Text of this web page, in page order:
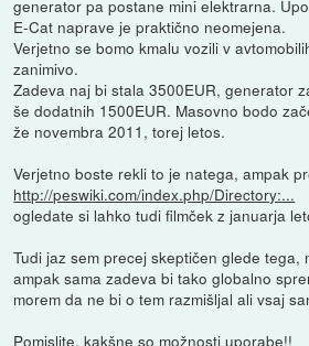
generator pa postane mini elektrarna.
E-Cat naprave je praktično neomejena.
Verjetno se bomo kmalu vozili v
zanimivo.
Zadeva naj bi stala 3500EUR, generator
še dodatnih 1500EUR. Masovno bodo
že novembra 2011, torej letos.
Verjetno boste rekli to je natega, ampak
http://peswiki.com/index.php/Directory:...
ogledate si lahko tudi filmček z januarja
Tudi jaz sem precej skeptičen glede tega,
ampak sama zadeva bi tako globalno
morem da ne bi o tem razmišljal ali vsaj
Pomislite, kakšne so možnosti uporabe!!